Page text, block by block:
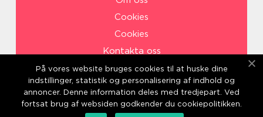
Cookies
Cookies
Kontakta oss
Kontakta oss
Sitemap
Sitemap
På vores website bruges cookies til at huske dine
indstillinger, statistik og personalisering af indhold og
annoncer. Denne information deles med tredjepart. Ved
fortsat brug af websiden godkender du cookiepolitikken.